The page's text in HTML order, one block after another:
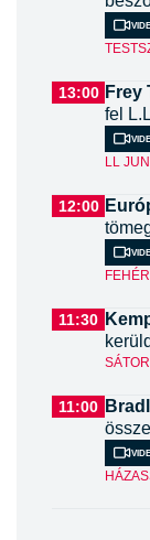
13:00 Frey
fel
LL
12:00
11:30
SÁTOR
11:00